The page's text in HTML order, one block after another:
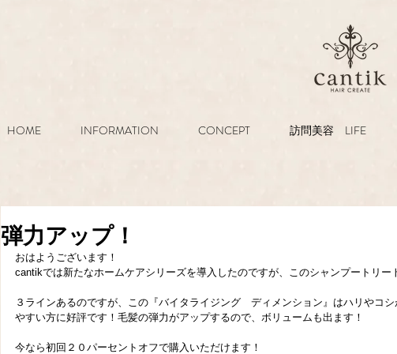
HOME INFORMATION CONCEPT 訪問美容 LIFE
弾力アップ！
おはようございます！
cantikでは新たなホームケアシリーズを導入したのですが、このシャンプートリー
３ラインあるのですが、この『バイタライジング　ディメンション』はハリやコ
やすい方に好評です！毛髪の弾力がアップするので、ボリュームも出ます！
今なら初回２０パーセントオフで購入いただけます！